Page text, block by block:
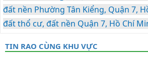
đất nền Phường Tân Kiểng, Quận 7,
đất thổ cư, đất nền Quận 7, Hồ Chí
TIN RAO CÙNG KHU VỰC